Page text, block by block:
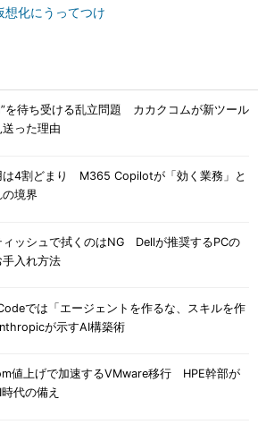
化にうってつけ
を待ち受ける乱立問題 カカクコムが新ツール
った理由
は4割どまり M365 Copilotが「効く業務」と
境界
ィッシュで拭くのはNG Dellが推奨するPCの
入れ方法
では「エージェントを作るな、スキルを作
が示すAI構築術
値上げで加速するVMware移行 HPE幹部が
代の備え